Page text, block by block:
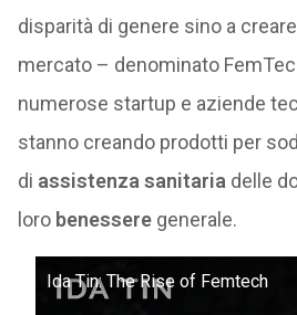
disparità di genere sino a
mercato – denominato
numerose startup e aziende
stanno creando prodotti per
di assistenza sanitaria delle
loro benesseregenerale.
Ida Tin: The Rise of Femtech